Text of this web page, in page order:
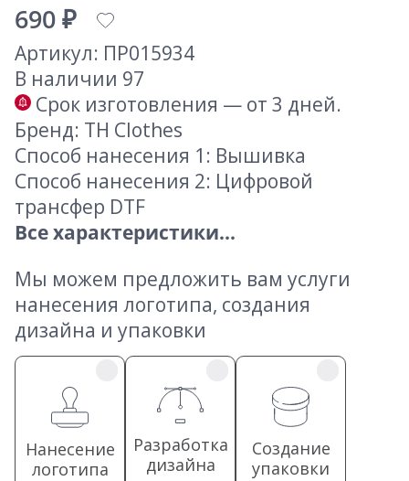
690 ₽
Артикул: ПР015934
В наличии 97
Срок изготовления — от 3 дней.
Бренд: TH Clothes
Способ нанесения 1: Вышивка
Способ нанесения 2: Цифровой
трансфер DTF
Все характеристики...
Мы можем предложить вам услуги
нанесения логотипа, создания
дизайна и упаковки
Нанесение
логотипа
Разработка
дизайна
Создание
упаковки